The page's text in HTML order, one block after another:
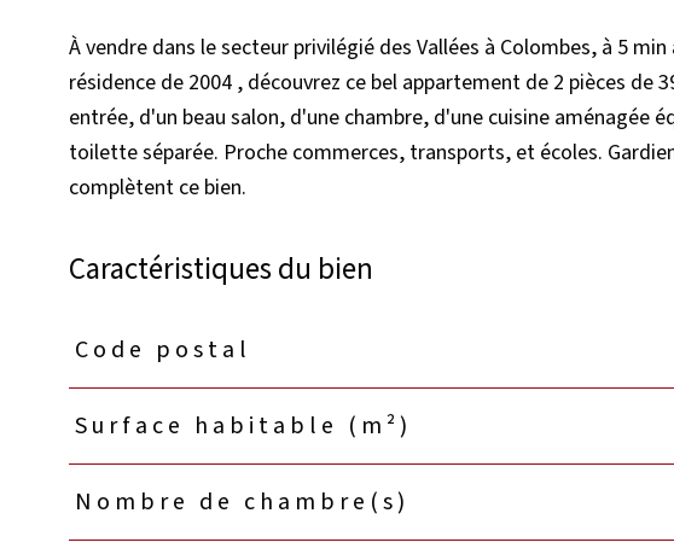
À vendre dans le secteur privilégié des Vallées à Colombes, à 5
résidence de 2004 , découvrez ce bel appartement de 2 pièces de
entrée, d'un beau salon, d'une chambre, d'une cuisine aménagée
toilette séparée. Proche commerces, transports, et écoles.
Caractéristiques du bien
Caractéristiques Valeurs
Code postal
Surface habitable (m²)
Nombre de chambre(s)